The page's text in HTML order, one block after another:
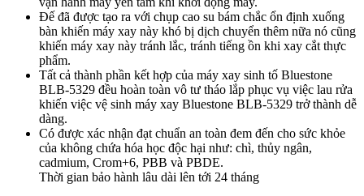
Đế đã được tạo ra với chụp cao su bám chắc ổn định xuống
bàn khiến máy xay này khó bị dịch chuyển thêm nữa nó cũng
khiến máy xay này tránh lắc, tránh tiếng ồn khi xay cắt thực
phẩm.
Tất cả thành phần kết hợp của máy xay sinh tố Bluestone
BLB-5329 đều hoàn toàn vô tư tháo lắp phục vụ việc lau rửa
khiến việc vệ sinh máy xay Bluestone BLB-5329 trở thành dễ
dàng.
Có được xác nhận đạt chuẩn an toàn đem đến cho sức khỏe
của không chứa hóa học độc hại như: chì, thủy ngân,
cadmium, Crom+6, PBB và PBDE.
Thời gian bảo hành lâu dài lên tới 24 tháng